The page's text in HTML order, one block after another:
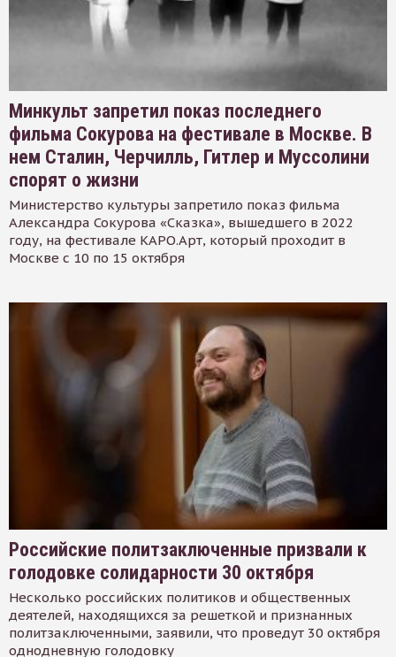
Минкульт запретил показ последнего
фильма Сокурова на фестивале в Москве. В
нем Сталин, Черчилль, Гитлер и Муссолини
спорят о жизни
Министерство культуры запретило показ фильма
Александра Сокурова «Сказка», вышедшего в 2022
году, на фестивале КАРО.Арт, который проходит в
Москве с 10 по 15 октября
Российские политзаключенные призвали к
голодовке солидарности 30 октября
Несколько российских политиков и общественных
деятелей, находящихся за решеткой и признанных
политзаключенными, заявили, что проведут 30 октября
однодневную голодовку